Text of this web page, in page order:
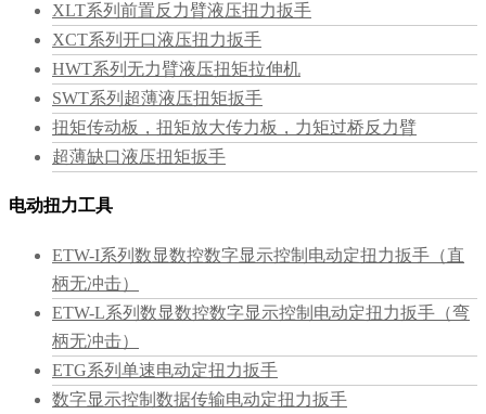
XLT系列前置反力臂液压扭力扳手
XCT系列开口液压扭力扳手
HWT系列无力臂液压扭矩拉伸机
SWT系列超薄液压扭矩扳手
扭矩传动板，扭矩放大传力板，力矩过桥反力臂
超薄缺口液压扭矩扳手
电动扭力工具
ETW-I系列数显数控数字显示控制电动定扭力扳手（直
柄无冲击）
ETW-L系列数显数控数字显示控制电动定扭力扳手（弯
柄无冲击）
ETG系列单速电动定扭力扳手
数字显示控制数据传输电动定扭力扳手